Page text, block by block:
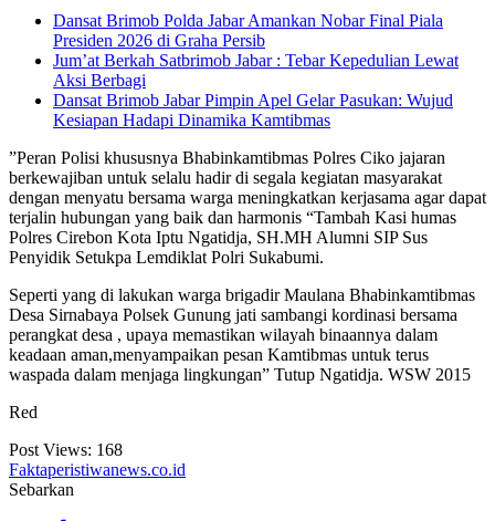
Dansat Brimob Polda Jabar Amankan Nobar Final Piala
Presiden 2026 di Graha Persib
Jum’at Berkah Satbrimob Jabar : Tebar Kepedulian Lewat
Aksi Berbagi
Dansat Brimob Jabar Pimpin Apel Gelar Pasukan: Wujud
Kesiapan Hadapi Dinamika Kamtibmas
”Peran Polisi khususnya Bhabinkamtibmas Polres Ciko jajaran
berkewajiban untuk selalu hadir di segala kegiatan masyarakat
dengan menyatu bersama warga meningkatkan kerjasama agar dapat
terjalin hubungan yang baik dan harmonis “Tambah Kasi humas
Polres Cirebon Kota Iptu Ngatidja, SH.MH Alumni SIP Sus
Penyidik Setukpa Lemdiklat Polri Sukabumi.
Seperti yang di lakukan warga brigadir Maulana Bhabinkamtibmas
Desa Sirnabaya Polsek Gunung jati sambangi kordinasi bersama
perangkat desa , upaya memastikan wilayah binaannya dalam
keadaan aman,menyampaikan pesan Kamtibmas untuk terus
waspada dalam menjaga lingkungan” Tutup Ngatidja. WSW 2015
Red
Post Views: 168
Faktaperistiwanews.co.id
Sebarkan